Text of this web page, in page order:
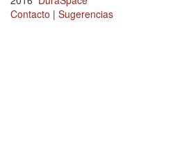
Contacto | Sugerencias